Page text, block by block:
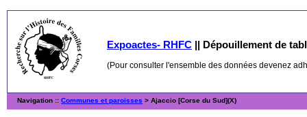
Expoactes- RHFC || Dépouillement de
(Pour consulter l'ensemble des données devenez
Navigation :: Communes et paroisses > Ajaccio [Corse du Sud](X)